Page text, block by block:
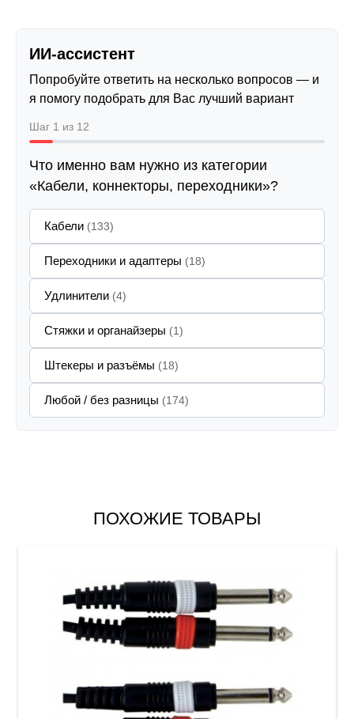
ИИ-ассистент
Попробуйте ответить на несколько вопросов — и
я помогу подобрать для Вас лучший вариант
Шаг 1 из 12
Что именно вам нужно из категории
«Кабели, коннекторы, переходники»?
Кабели (133)
Переходники и адаптеры (18)
Удлинители (4)
Стяжки и органайзеры (1)
Штекеры и разъёмы (18)
Любой / без разницы (174)
ПОХОЖИЕ ТОВАРЫ